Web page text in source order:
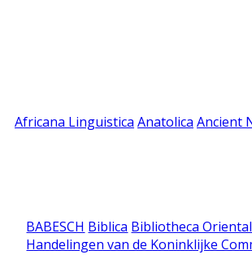
Africana Linguistica Anatolica Ancient
BABESCH Biblica Bibliotheca
Handelingen van de Koninklijke